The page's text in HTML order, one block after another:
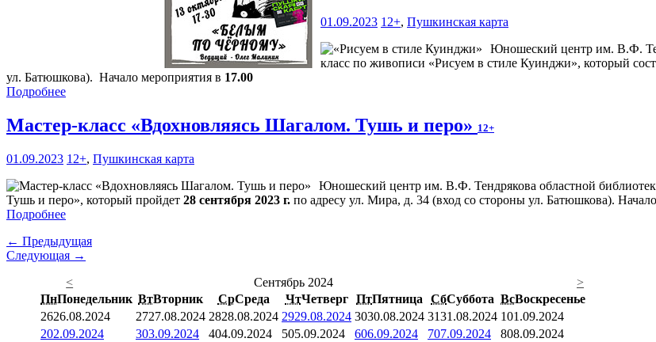
01.09.2023 12+, Пушкинская карта
Юношеский центр им. В.Ф.
класс по живописи «Рисуем в стиле Куинджи», который
ул. Батюшкова). Начало мероприятия в 17.00
Подробнее
Мастер-класс «Вдохновляясь Шагалом. Тушь и перо» 12+
01.09.2023 12+, Пушкинская карта
Юношеский центр им. В.Ф. Тендрякова областной
Тушь и перо», который пройдет 28 сентября 2023 г. по адресу ул. Мира, д. 34 (вход со стороны ул. Батюшкова).
Подробнее
← Предыдущая
Следующая →
<
Сентябрь 2024
>
ПнПонедельник ВтВторник СрСреда ЧтЧетверг ПтПятница СбСуббота ВсВоскресенье
2626.08.2024 2727.08.2024 2828.08.2024 2929.08.2024 3030.08.2024 3131.08.2024 101.09.2024
202.09.2024 303.09.2024 404.09.2024 505.09.2024 606.09.2024 707.09.2024 808.09.2024